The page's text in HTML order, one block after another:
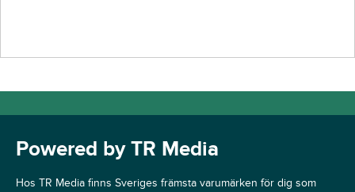
Powered by TR Media
Hos TR Media finns Sveriges främsta varumärken för dig som